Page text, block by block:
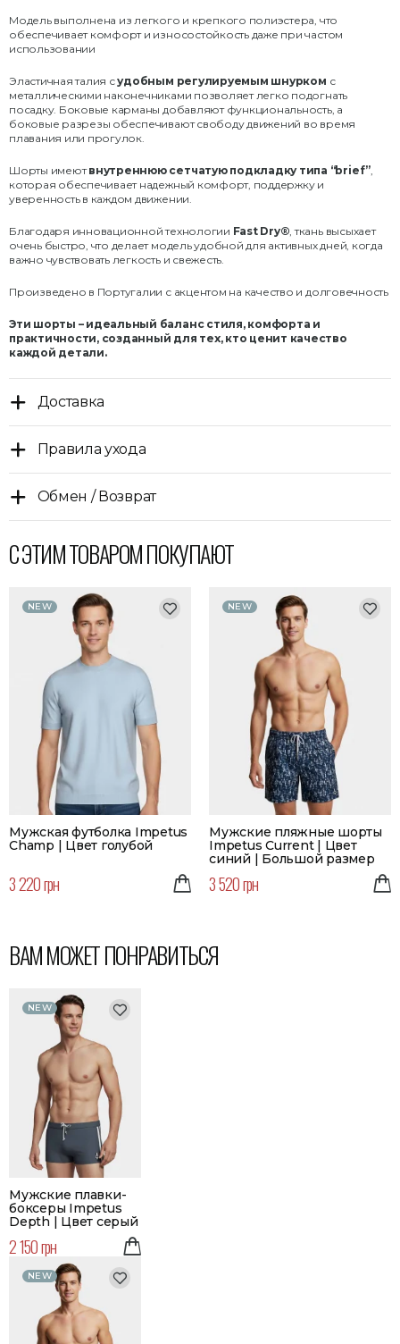
Модель выполнена из легкого и крепкого полиэстера, что
обеспечивает комфорт и износостойкость даже при частом
использовании
Эластичная талия судобным регулируемым шнурком с
металлическими наконечниками позволяет легко подогнать
посадку. Боковые карманы добавляют функциональность, а
боковые разрезы обеспечивают свободу движений во время
плавания или прогулок.
Шорты имеютвнутреннюю сетчатую подкладку типа “brief”,
которая обеспечивает надежный комфорт, поддержку и
уверенность в каждом движении.
Благодаря инновационной технологии Fast Dry®, ткань высыхает
очень быстро, что делает модель удобной для активных дней, когда
важно чувствовать легкость и свежесть.
Произведено в Португалии с акцентом на качество и долговечность
Эти шорты – идеальный баланс стиля, комфорта и
практичности, созданный для тех, кто ценит качество
каждой детали.
Доставка
Правила ухода
Обмен / Возврат
С ЭТИМ ТОВАРОМ ПОКУПАЮТ
NEW
Мужская футболка Impetus
Champ | Цвет голубой
3 220 грн
NEW
Мужские пляжные шорты
Impetus Current | Цвет
синий | Большой размер
3 520 грн
ВАМ МОЖЕТ ПОНРАВИТЬСЯ
NEW
Мужские плавки-
боксеры Impetus
Depth | Цвет серый
2 150 грн
NEW